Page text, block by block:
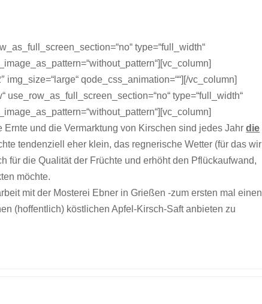
type=“full_width“
qode_css_animation=““][/vc_column]
use_row_as_full_screen_section=“no“ type=“full_width“
Ernte und die Vermarktung von Kirschen sind jedes Jahrdie
tendenziell eher klein, das regnerische Wetter (für das wir
für die Qualität der Früchte und erhöht den Pflückaufwand,
möchte.
mit der Mosterei Ebner in Grießen -zum ersten mal einen
(hoffentlich) köstlichen Apfel-Kirsch-Saft anbieten zu